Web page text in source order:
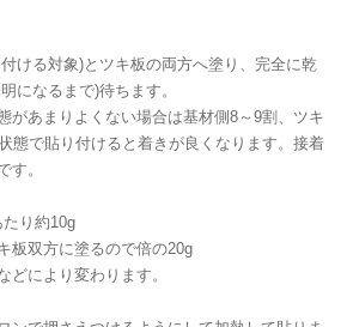
ける対象)とツキ板の両方へ塗り、完全に乾
になるまで)待ちます。
があまりよくない場合は基材側8～9割、ツキ
態で貼り付けると着きが良くなります。接着
す。
り約10g
に塗るので倍の20g
り変わります。